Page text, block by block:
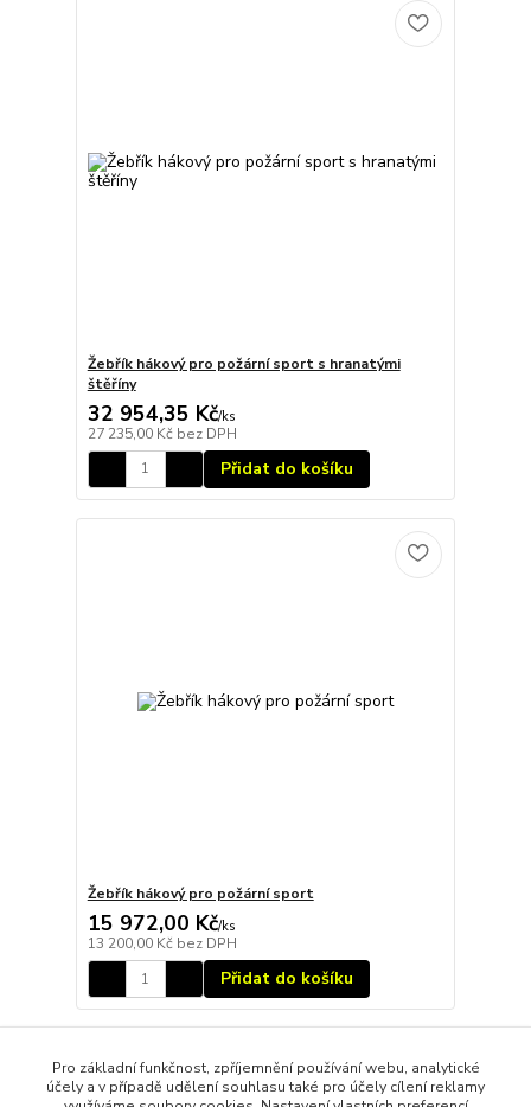
Žebřík hákový pro požární sport s hranatými
štěříny
32 954,35 Kč/ks
27 235,00 Kč bez DPH
Přidat do košíku
Žebřík hákový pro požární sport
15 972,00 Kč/ks
13 200,00 Kč bez DPH
Přidat do košíku
Načíst další produkty (9)
strana z 2další
Pro základní funkčnost, zpříjemnění používání webu, analytické
účely a v případě udělení souhlasu také pro účely cílení reklamy